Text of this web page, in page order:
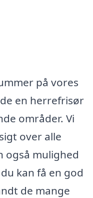
på vores
en herrefrisør
områder. Vi
over alle
også mulighed
kan få en god
de mange